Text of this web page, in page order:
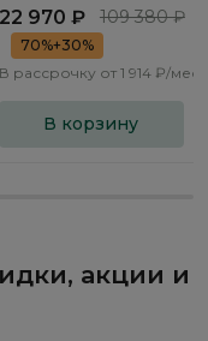
22 970 ₽ 109 380 ₽
70%+30%
В рассрочку от 1 914 ₽/
В корзину
акции и